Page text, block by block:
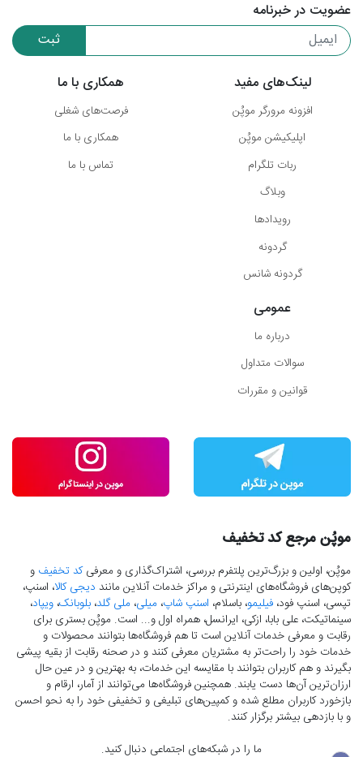
عضویت در خبرنامه
ثبت
لینک‌های مفید
افزونه مرورگر موپُن
اپلیکیشن موپُن
ربات تلگرام
وبلاگ
رویدادها
گردونه
گردونه شانس
همکاری با ما
فرصت‌های شغلی
همکاری با ما
تماس با ما
عمومی
درباره ما
سوالات متداول
قوانین و مقررات
موپُن مرجع کد تخفیف
موپُن، اولین و بزرگ‌ترین پلتفرم بررسی، اشتراک‌گذاری و معرفیکد تخفیف و
کوپن‌های فروشگاه‌های اینترنتی و مراکز خدمات آنلاین مانند دیجی کالا، اسنپ،
تپسی، اسنپ فود، فیلیمو، باسلام، اسنپ شاپ، میلی، ملی گلد، بلوبانک، ویپاد،
سینماتیکت، علی بابا، ازکی، ایرانسل، همراه اول و... است. موپُن بستری برای
رقابت و معرفی خدمات آنلاین است تا هم فروشگاه‌ها بتوانند محصولات و
خدمات خود را راحت‌تر به مشتریان معرفی کنند و در صحنه رقابت از بقیه پیشی
بگیرند و هم کاربران بتوانند با مقایسه این خدمات، به بهترین و در عین حال
ارزان‌ترین آن‌ها دست‌ یابند. همچنین فروشگاه‌ها می‌توانند از آمار، ارقام و
بازخورد کاربران مطلع شده و کمپین‌های تبلیغی و تخفیفی خود را به نحو احسن
و با بازدهی بیشتر برگزار کنند.
ما را در شبکه‌های اجتماعی دنبال کنید.